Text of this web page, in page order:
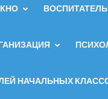
НАЧАЛЬНЫХ